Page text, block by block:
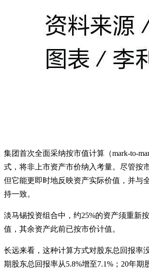
集团首次全面采纳按市值计算（mark-to-
式，将非上市资产市价纳入考量。尽管按
但它能更即时地反映资产实际价值，并与
持一致。
淡马锡投资组合中，约25%的资产须重新
值，其余资产此前已按市价计值。
长远来看，这种计算方式对股东总回报率
期股东总回报率从5.8%增至7.1%；20年期